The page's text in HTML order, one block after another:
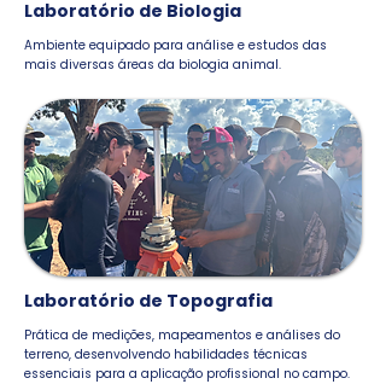
Laboratório de Biologia
Ambiente equipado para análise e estudos das
mais diversas áreas da biologia animal.
Laboratório de Topografia
Prática de medições, mapeamentos e análises do
terreno, desenvolvendo habilidades técnicas
essenciais para a aplicação profissional no campo.